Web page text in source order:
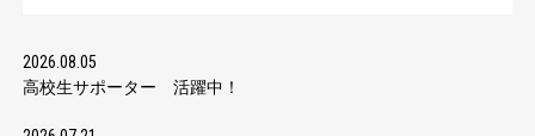
2026.08.05
高校生サポーター 活躍中！